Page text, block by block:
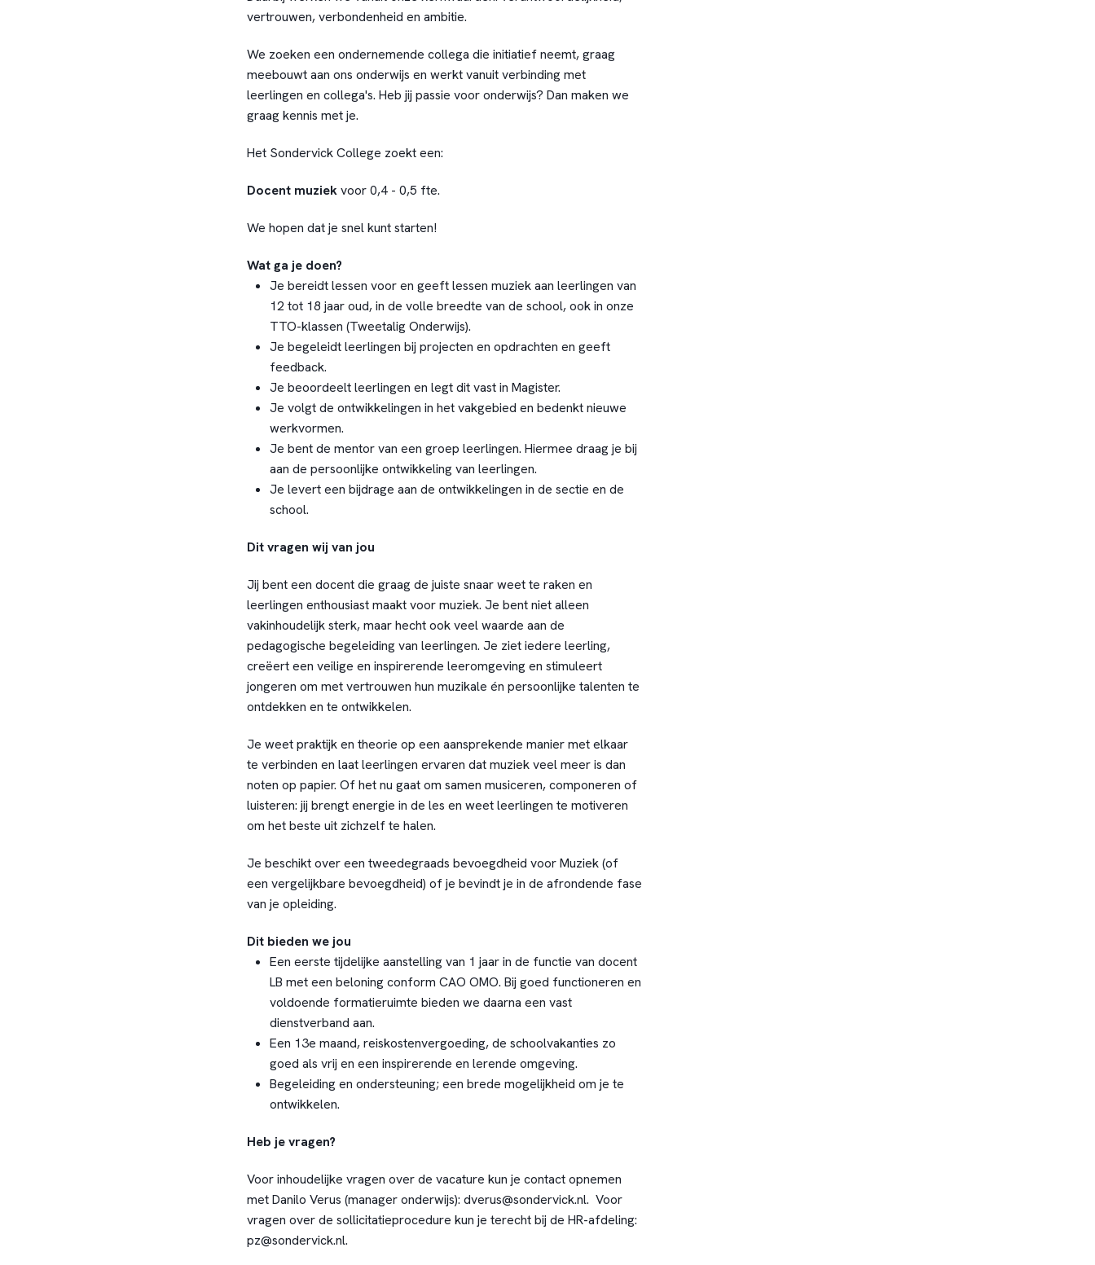
vertrouwen, verbondenheid en ambitie.
We zoeken een ondernemende collega die initiatief neemt, graag
meebouwt aan ons onderwijs en werkt vanuit verbinding met
leerlingen en collega's. Heb jij passie voor onderwijs? Dan maken we
graag kennis met je.
Het Sondervick College zoekt een:
Docent muziekvoor 0,4 - 0,5 fte.
We hopen dat je snel kunt starten!
Wat ga je doen?
Je bereidt lessen voor en geeft lessen muziek aan leerlingen van
12 tot 18 jaar oud, in de volle breedte van de school, ook in onze
TTO-klassen (Tweetalig Onderwijs).
Je begeleidt leerlingen bij projecten en opdrachten en geeft
feedback.
Je beoordeelt leerlingen en legt dit vast in Magister.
Je volgt de ontwikkelingen in het vakgebied en bedenkt nieuwe
werkvormen.
Je bent de mentor van een groep leerlingen. Hiermee draag je bij
aan de persoonlijke ontwikkeling van leerlingen.
Je levert een bijdrage aan de ontwikkelingen in de sectie en de
school.
Dit vragen wij van jou
Jij bent een docent die graag de juiste snaar weet te raken en
leerlingen enthousiast maakt voor muziek. Je bent niet alleen
vakinhoudelijk sterk, maar hecht ook veel waarde aan de
pedagogische begeleiding van leerlingen. Je ziet iedere leerling,
creëert een veilige en inspirerende leeromgeving en stimuleert
jongeren om met vertrouwen hun muzikale én persoonlijke talenten te
ontdekken en te ontwikkelen.
Je weet praktijk en theorie op een aansprekende manier met elkaar
te verbinden en laat leerlingen ervaren dat muziek veel meer is dan
noten op papier. Of het nu gaat om samen musiceren, componeren of
luisteren: jij brengt energie in de les en weet leerlingen te motiveren
om het beste uit zichzelf te halen.
Je beschikt over een tweedegraads bevoegdheid voor Muziek (of
een vergelijkbare bevoegdheid) of je bevindt je in de afrondende fase
van je opleiding.
Dit bieden we jou
Een eerste tijdelijke aanstelling van 1 jaar in de functie van docent
LB met een beloning conform CAO OMO. Bij goed functioneren en
voldoende formatieruimte bieden we daarna een vast
dienstverband aan.
Een 13e maand, reiskostenvergoeding, de schoolvakanties zo
goed als vrij en een inspirerende en lerende omgeving.
Begeleiding en ondersteuning; een brede mogelijkheid om je te
ontwikkelen.
Heb je vragen?
Voor inhoudelijke vragen over de vacature kun je contact opnemen
met Danilo Verus (manager onderwijs): dverus@sondervick.nl. Voor
vragen over de sollicitatieprocedure kun je terecht bij de HR-afdeling:
pz@sondervick.nl.